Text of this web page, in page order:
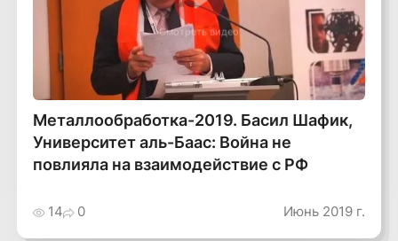
Смотреть видео
Металлообработка-2019. Басил Шафик,
Университет аль-Баас: Война не
повлияла на взаимодействие с РФ
14 0 Июнь 2019 г.